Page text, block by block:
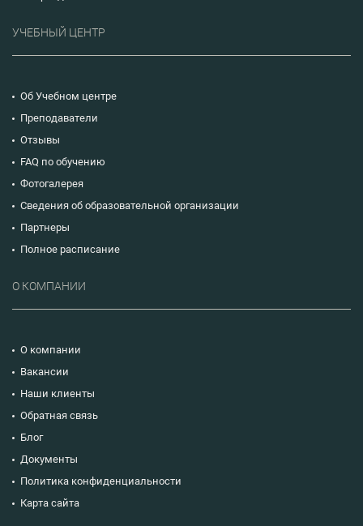
УЧЕБНЫЙ ЦЕНТР
Об Учебном центре
Преподаватели
Отзывы
FAQ по обучению
Фотогалерея
Сведения об образовательной организации
Партнеры
Полное расписание
О КОМПАНИИ
О компании
Вакансии
Наши клиенты
Обратная связь
Блог
Документы
Политика конфиденциальности
Карта сайта